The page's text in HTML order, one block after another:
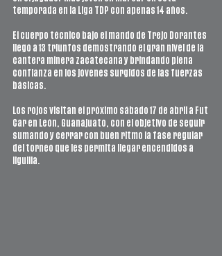
temporada en la Liga TDP con apenas 14 años.
El cuerpo técnico bajo el mando de Trejo Dorantes
llegó a 13 triunfos demostrando el gran nivel de la
cantera minera zacatecana y brindando plena
confianza en los jóvenes surgidos de las fuerzas
básicas.
Los rojos visitan el próximo sábado 17 de abril a Fut
Car en León, Guanajuato, con el objetivo de seguir
sumando y cerrar con buen ritmo la fase regular
del torneo que les permita llegar encendidos a
liguilla.